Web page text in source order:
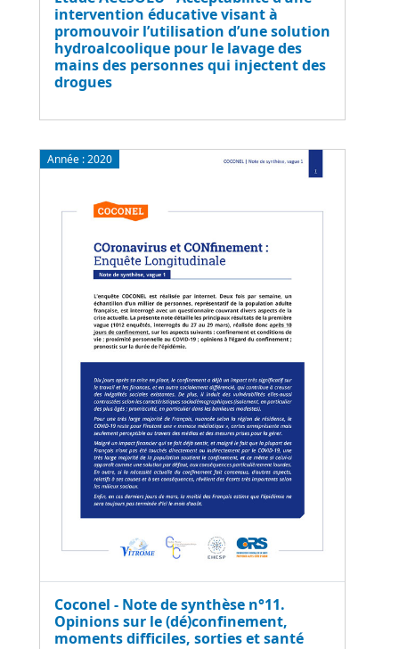
intervention éducative visant à
promouvoir l’utilisation d’une solution
hydroalcoolique pour le lavage des
mains des personnes qui injectent des
drogues
Année :2020
Coconel - Note de synthèse n°11.
Opinions sur le (dé)confinement,
moments difficiles, sorties et santé